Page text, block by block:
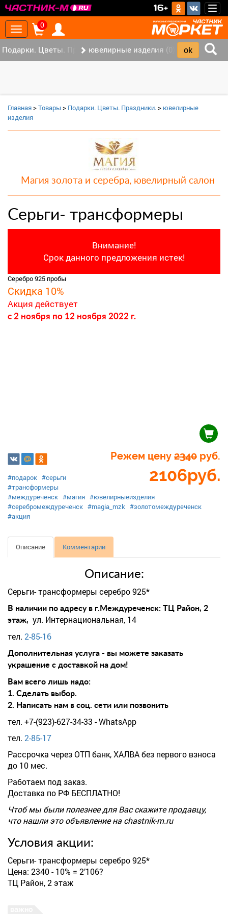
16+
Toggle
navigation
0
Подарки. Цветы. Праздники. (0)ювелирные изделия (0)
Главная>Товары > Подарки. Цветы. Праздники.> ювелирные
изделия
Магия золота и серебра, ювелирный салон
Серьги- трансформеры
Внимание!
Срок данного предложения истек!
Серебро 925 пробы
Скидка 10%
Акция действует
c 2 ноября по 12 ноября 2022 г.
Режем цену 2340 руб.
2106руб.
#подарок #серьги
#трансформеры
#междуреченск #магия #ювелирныеизделия
#серебромеждуреченск #magia_mzk #золотомеждуреченск
#акция
Описание Комментарии
Описание:
Серьги- трансформеры серебро 925*
В наличии по адресу в г.Междуреченск: ТЦ Район, 2
этаж, ул. Интернациональная, 14
тел. 2-85-16
Дополнительная услуга - вы можете заказать
украшение с доставкой на дом!
Вам всего лишь надо:
1. Сделать выбор.
2. Написать нам в соц. сети или позвонить
тел. +7-(923)-627-34-33 - WhatsApp
тел. 2-85-17
Рассрочка через ОТП банк, ХАЛВА без первого взноса
до 10 мес.
Работаем под заказ.
Доставка по РФ БЕСПЛАТНО!
Чтоб мы были полезнее для Вас скажите продавцу,
что нашли это объявление на chastnik-m.ru
Условия акции:
Серьги- трансформеры серебро 925*
Цена: 2340 - 10% = 2’106?
ТЦ Район, 2 этаж